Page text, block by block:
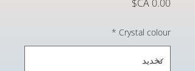
Crystal colour
*